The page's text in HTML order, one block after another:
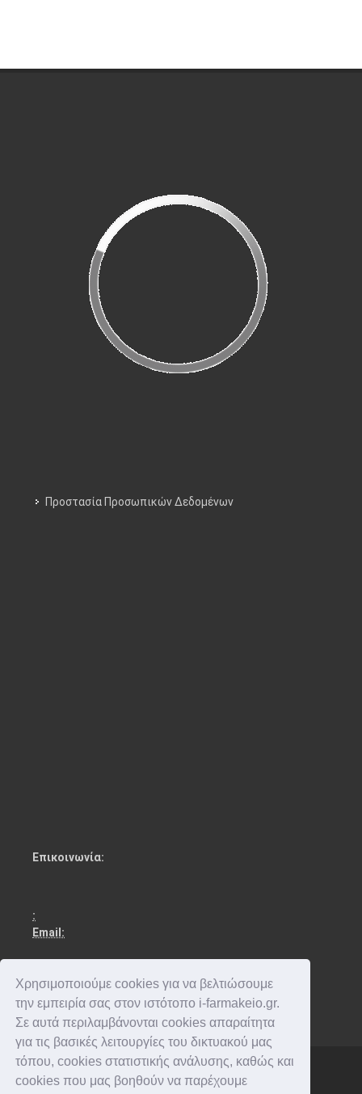
Χρησιμοποιούμε cookies για να βελτιώσουμε
την εμπειρία σας στον ιστότοπο i-farmakeio.gr.
Σε αυτά περιλαμβάνονται cookies απαραίτητα
για τις βασικές λειτουργίες του δικτυακού μας
τόπου, cookies στατιστικής ανάλυσης, καθώς και
cookies που μας βοηθούν να παρέχουμε
Προστασία Προσωπικών Δεδομένων
Επικοινωνία:
:
Email:
Copyright © 2016-2026 . All rights reserved.